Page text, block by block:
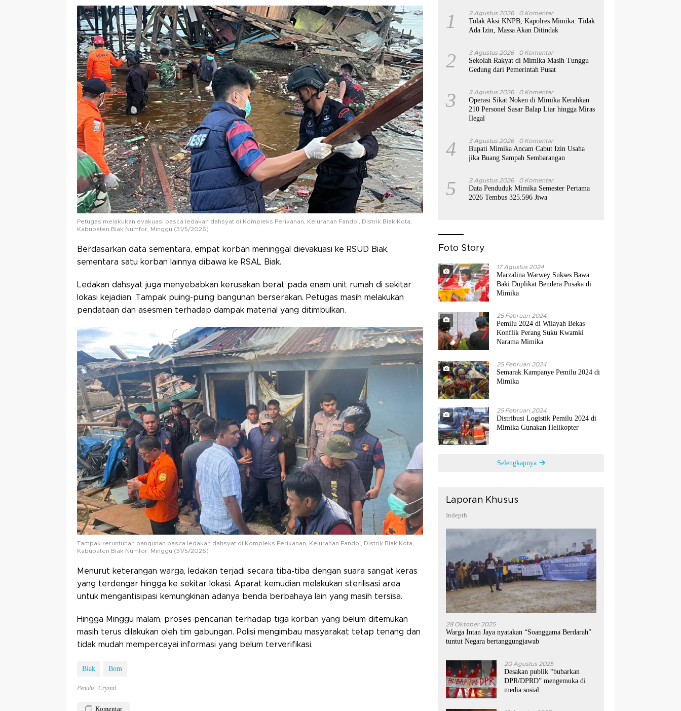
Petugas melakukan evakuasi pasca ledakan dahsyat di Kompleks Perikanan, Kelurahan Fandoi, Distrik Biak Kota,
Kabupaten Biak Numfor, Minggu (31/5/2026)
Berdasarkan data sementara, empat korban meninggal dievakuasi ke RSUD Biak,
sementara satu korban lainnya dibawa ke RSAL Biak.
Ledakan dahsyat juga menyebabkan kerusakan berat pada enam unit rumah di sekitar
lokasi kejadian. Tampak puing-puing bangunan berserakan. Petugas masih melakukan
pendataan dan asesmen terhadap dampak material yang ditimbulkan.
Tampak reruntuhan bangunan pasca ledakan dahsyat di Kompleks Perikanan, Kelurahan Fandoi, Distrik Biak Kota,
Kabupaten Biak Numfor, Minggu (31/5/2026)
Menurut keterangan warga, ledakan terjadi secara tiba-tiba dengan suara sangat keras
yang terdengar hingga ke sekitar lokasi. Aparat kemudian melakukan sterilisasi area
untuk mengantisipasi kemungkinan adanya benda berbahaya lain yang masih tersisa.
Hingga Minggu malam, proses pencarian terhadap tiga korban yang belum ditemukan
masih terus dilakukan oleh tim gabungan. Polisi mengimbau masyarakat tetap tenang dan
tidak mudah mempercayai informasi yang belum terverifikasi.
Biak Bom
Penulis: Crystal
Komentar
1 2 Agustus 2026 0 Komentar
Tolak Aksi KNPB, Kapolres Mimika: Tidak
Ada Izin, Massa Akan Ditindak
2 3 Agustus 2026 0 Komentar
Sekolah Rakyat di Mimika Masih Tunggu
Gedung dari Pemerintah Pusat
3 3 Agustus 2026 0 Komentar
Operasi Sikat Noken di Mimika Kerahkan
210 Personel Sasar Balap Liar hingga Miras
Ilegal
4 3 Agustus 2026 0 Komentar
Bupati Mimika Ancam Cabut Izin Usaha
jika Buang Sampah Sembarangan
5 3 Agustus 2026 0 Komentar
Data Penduduk Mimika Semester Pertama
2026 Tembus 325.596 Jiwa
Foto Story
17 Agustus 2024
Marzalina Warwey Sukses Bawa
Baki Duplikat Bendera Pusaka di
Mimika
25 Februari 2024
Pemilu 2024 di Wilayah Bekas
Konflik Perang Suku Kwamki
Narama Mimika
25 Februari 2024
Semarak Kampanye Pemilu 2024 di
Mimika
25 Februari 2024
Distribusi Logistik Pemilu 2024 di
Mimika Gunakan Helikopter
Selengkapnya
Laporan Khusus
Indepth
28 Oktober 2025
Warga Intan Jaya nyatakan “Soanggama Berdarah”
tuntut Negara bertanggungjawab
20 Agustus 2025
Desakan publik “bubarkan
DPR/DPRD” mengemuka di
media sosial